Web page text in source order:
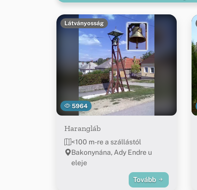
5964
Látványosság
Harangláb
<100 m-re a szállástól
Bakonynána, Ady Endre u
eleje
Tovább